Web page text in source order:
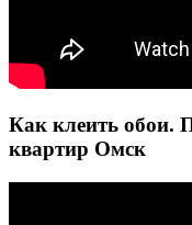
Как клеить обои.
квартир Омск